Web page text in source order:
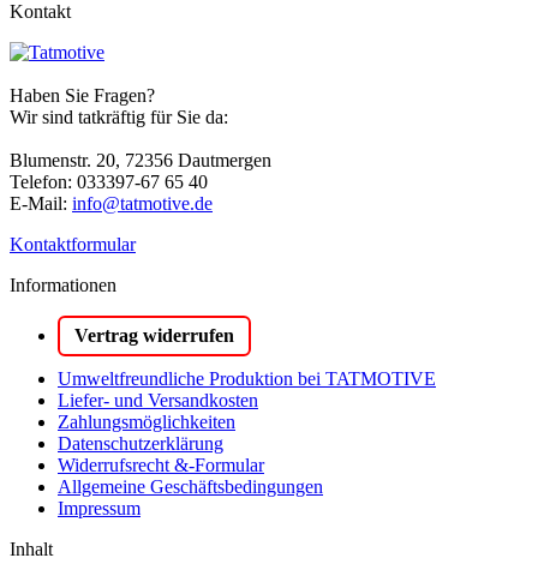
Kontakt
Haben Sie Fragen?
Wir sind tatkräftig für Sie da:
Blumenstr. 20, 72356 Dautmergen
Telefon: 033397-67 65 40
E-Mail: info@tatmotive.de
Kontaktformular
Informationen
Vertrag widerrufen
Umweltfreundliche Produktion bei TATMOTIVE
Liefer- und Versandkosten
Zahlungsmöglichkeiten
Datenschutzerklärung
Widerrufsrecht &-Formular
Allgemeine Geschäftsbedingungen
Impressum
Inhalt